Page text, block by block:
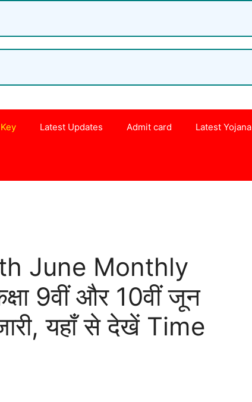
Latest Updates Admit card Latest Yojana
June Monthly
9वीं और 10वीं जून
यहाँ से देखें Time